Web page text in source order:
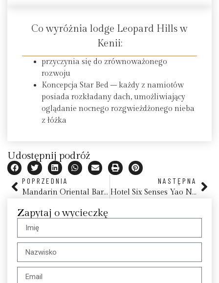
Co wyróżnia lodge Leopard Hills w
Kenii:
przyczynia się do zrównoważonego
rozwoju
Koncepcja Star Bed – każdy z namiotów
posiada rozkładany dach, umożliwiający
oglądanie nocnego rozgwieżdżonego nieba
z łóżka
Udostępnij podróż
POPRZEDNIA
Mandarin Oriental Barcelona
NASTĘPNA
Hotel Six Senses Yao Noi, Tajlandia
Zapytaj o wycieczkę